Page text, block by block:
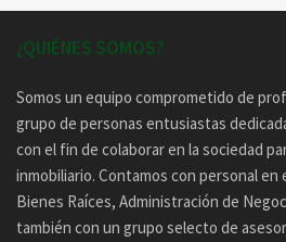
¿QUIÉNES SOMOS?
Somos un equipo comprometido de
grupo de personas entusiastas
con el fin de colaborar en la sociedad
inmobiliario. Contamos con personal en
Bienes Raíces, Administración de
también con un grupo selecto de